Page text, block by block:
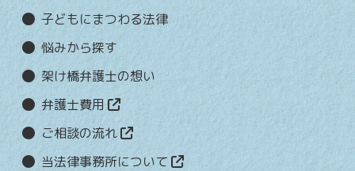
子どもにまつわる法律
悩みから探す
架け橋弁護士の想い
弁護士費用
ご相談の流れ
当法律事務所について